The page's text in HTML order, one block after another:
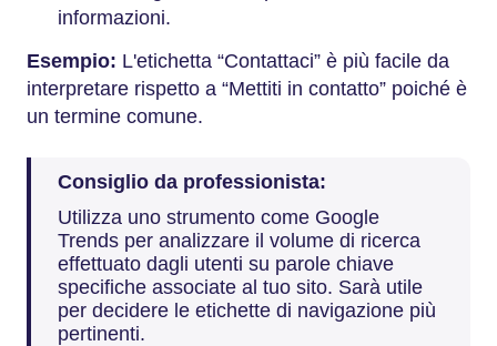
informazioni.
Esempio: L'etichetta “Contattaci” è più facile da
interpretare rispetto a “Mettiti in contatto” poiché è
un termine comune.
Consiglio da professionista:
Utilizza uno strumento come Google
Trends per analizzare il volume di ricerca
effettuato dagli utenti su parole chiave
specifiche associate al tuo sito. Sarà utile
per decidere le etichette di navigazione più
pertinenti.